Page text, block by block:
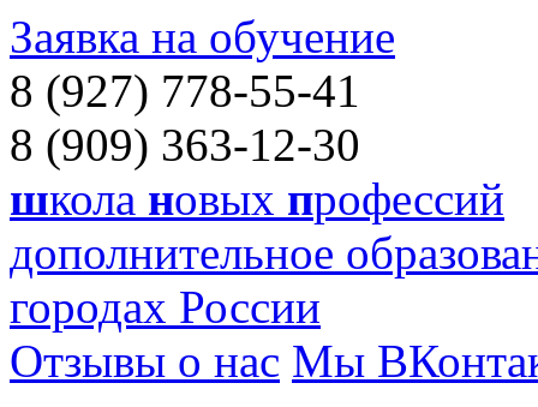
Заявка на обучение
8 (927) 778-55-41
8 (909) 363-12-30
школа новых профессий
дополнительное
городах России
Отзывы о нас Мы